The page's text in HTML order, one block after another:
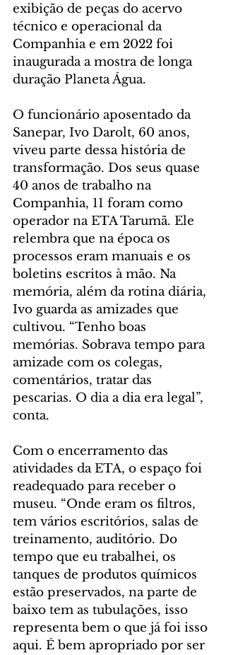
exibição de peças do acervo
técnico e operacional da
Companhia e em 2022 foi
inaugurada a mostra de longa
duração Planeta Água.
O funcionário aposentado da
Sanepar, Ivo Darolt, 60 anos,
viveu parte dessa história de
transformação. Dos seus quase
40 anos de trabalho na
Companhia, 11 foram como
operador na ETA Tarumã. Ele
relembra que na época os
processos eram manuais e os
boletins escritos à mão. Na
memória, além da rotina diária,
Ivo guarda as amizades que
cultivou. “Tenho boas
memórias. Sobrava tempo para
amizade com os colegas,
comentários, tratar das
pescarias. O dia a dia era legal”,
conta.
Com o encerramento das
atividades da ETA, o espaço foi
readequado para receber o
museu. “Onde eram os filtros,
tem vários escritórios, salas de
treinamento, auditório. Do
tempo que eu trabalhei, os
tanques de produtos químicos
estão preservados, na parte de
baixo tem as tubulações, isso
representa bem o que já foi isso
aqui. É bem apropriado por ser